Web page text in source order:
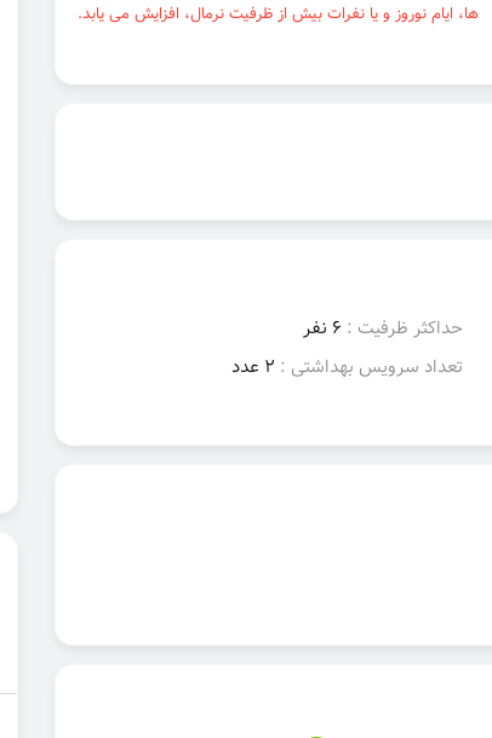
ها، ایام نوروز و یا نفرات بیش از ظرفیت نرمال، افزایش می یابد.
حداکثر ظرفیت : 6 نفر
تعداد سرویس بهداشتی : 2 عدد